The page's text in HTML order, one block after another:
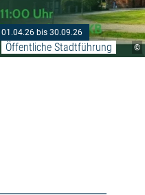
©
01.04.26 bis 30.09.26
Öffentliche Stadtführung